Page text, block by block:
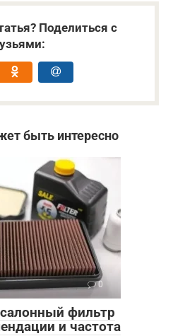
Поделиться с
быть интересно
0
фильтр
и частота